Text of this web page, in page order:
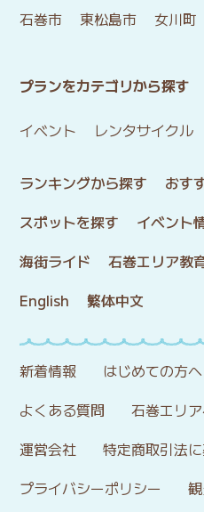
石巻市 東松島市 女川町
プランをカテゴリから探す
イベント レンタサイクル
ランキングから探す
おす
スポットを探す
イベント
海街ライド
石巻エリア教
English
繁体中文
新着情報 はじめての方へ
よくある質問
石巻エリ
運営会社
特定商取引法
プライバシーポリシー